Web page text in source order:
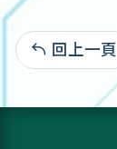
回上一頁